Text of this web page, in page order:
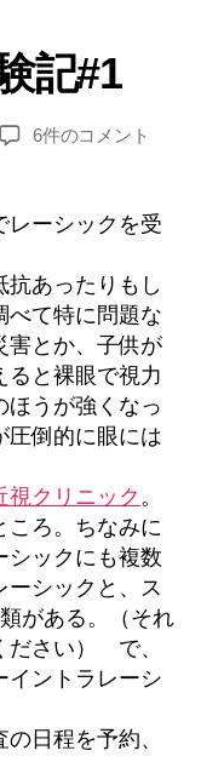
記#1
レ
験
記
#1
へ
の
6件のコメント
レーシックを受
あったりもし
べて特に問題な
害とか、子供が
ると裸眼で視力
ほうが強くなっ
圧倒的に眼には
視クリニック。
ころ。ちなみに
シックにも複数
ーシックと、ス
がある。（それ
ださい） で、
イントラレーシ
日程を予約、